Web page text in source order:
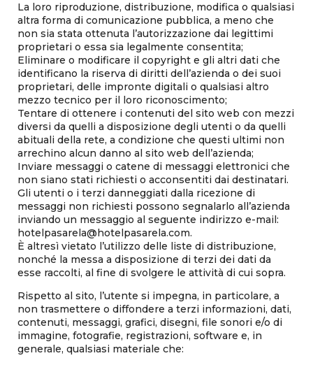
La loro riproduzione, distribuzione, modifica o qualsiasi
altra forma di comunicazione pubblica, a meno che
non sia stata ottenuta l’autorizzazione dai legittimi
proprietari o essa sia legalmente consentita;
Eliminare o modificare il copyright e gli altri dati che
identificano la riserva di diritti dell’azienda o dei suoi
proprietari, delle impronte digitali o qualsiasi altro
mezzo tecnico per il loro riconoscimento;
Tentare di ottenere i contenuti del sito web con mezzi
diversi da quelli a disposizione degli utenti o da quelli
abituali della rete, a condizione che questi ultimi non
arrechino alcun danno al sito web dell’azienda;
Inviare messaggi o catene di messaggi elettronici che
non siano stati richiesti o acconsentiti dai destinatari.
Gli utenti o i terzi danneggiati dalla ricezione di
messaggi non richiesti possono segnalarlo all’azienda
inviando un messaggio al seguente indirizzo e-mail:
hotelpasarela@hotelpasarela.com.
È altresì vietato l’utilizzo delle liste di distribuzione,
nonché la messa a disposizione di terzi dei dati da
esse raccolti, al fine di svolgere le attività di cui sopra.
Rispetto al sito, l’utente si impegna, in particolare, a
non trasmettere o diffondere a terzi informazioni, dati,
contenuti, messaggi, grafici, disegni, file sonori e/o di
immagine, fotografie, registrazioni, software e, in
generale, qualsiasi materiale che: